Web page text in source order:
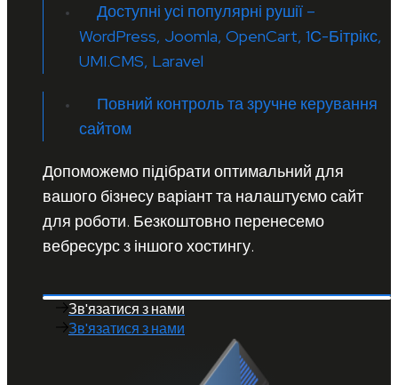
Доступні усі популярні рушії –
WordPress, Joomla, OpenCart, 1С-Бітрікс,
UMI.CMS, Laravel
Повний контроль та зручне керування
сайтом
Допоможемо підібрати оптимальний для
вашого бізнесу варіант та налаштуємо сайт
для роботи. Безкоштовно перенесемо
вебресурс з іншого хостингу.
Зв'язатися з нами
Зв'язатися з нами